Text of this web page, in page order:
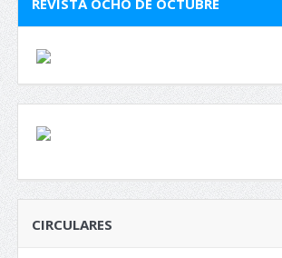
REVISTA OCHO DE OCTUBRE
CIRCULARES